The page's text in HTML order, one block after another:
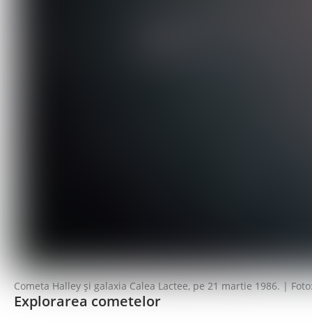
Cometa Halley și galaxia Calea Lactee, pe 21 martie 1986. | Foto:
Explorarea cometelor